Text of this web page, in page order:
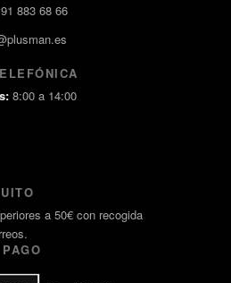
883 68 66
8:00 a 14:00
a 50€ con recogida